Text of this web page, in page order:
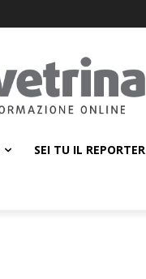
SEI TU IL REPORTER